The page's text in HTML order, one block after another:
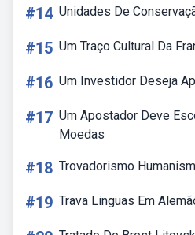
#14 Unidades De
#15 Um Traço Cultural Da
#16 Um Investidor Deseja
#17 Um Apostador Deve
Moedas
#18 Trovadorismo
#19 Trava Linguas Em